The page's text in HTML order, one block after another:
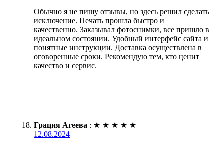
Обычно я не пишу отзывы, но здесь решил сделать
исключение. Печать прошла быстро и
качественно. Заказывал фотоснимки, все пришло в
идеальном состоянии. Удобный интерфейс сайта и
понятные инструкции. Доставка осуществлена в
оговоренные сроки. Рекомендую тем, кто ценит
качество и сервис.
Грация Агеева : ★ ★ ★ ★ ★
12.08.2024